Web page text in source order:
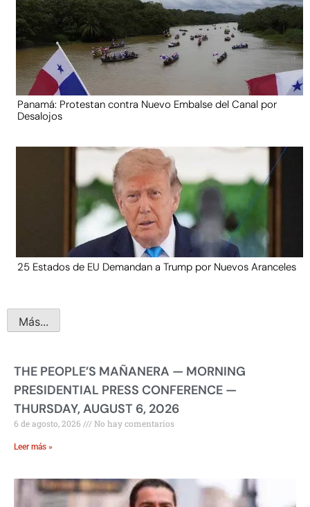
Panamá: Protestan contra Nuevo Embalse del Canal por
Desalojos
25 Estados de EU Demandan a Trump por Nuevos Aranceles
Más...
THE PEOPLE’S MAÑANERA — MORNING
PRESIDENTIAL PRESS CONFERENCE —
THURSDAY, AUGUST 6, 2026
6 de agosto, 2026 No hay comentarios
Leer más »